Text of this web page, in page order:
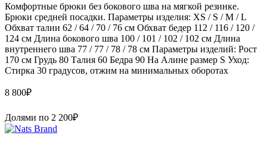
Комфортные брюки без бокового шва на мягкой резинке.
Брюки средней посадки. Параметры изделия: XS / S / M / L
Обхват талии 62 / 64 / 70 / 76 см Обхват бедер 112 / 116 / 120 /
124 см Длина бокового шва 100 / 101 / 102 / 102 см Длина
внутреннего шва 77 / 77 / 78 / 78 см Параметры изделий: Рост
170 см Грудь 80 Талия 60 Бедра 90 На Алине размер S Уход:
Стирка 30 градусов, отжим на минимальных оборотах
8 800₽
Долями по 2 200₽